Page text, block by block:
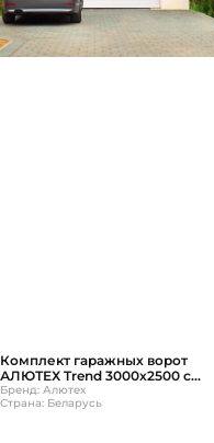
Комплект гаражных ворот
АЛЮТЕХ Trend 3000х2500 с
ручным управлением
Бренд: Алютех
Страна: Беларусь